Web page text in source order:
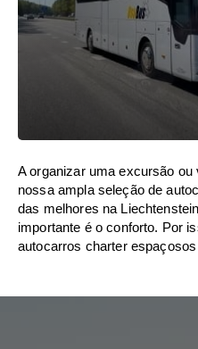
A organizar uma excursão ou
nossa ampla seleção de
das melhores na
importante é o conforto. Por
autocarros charter